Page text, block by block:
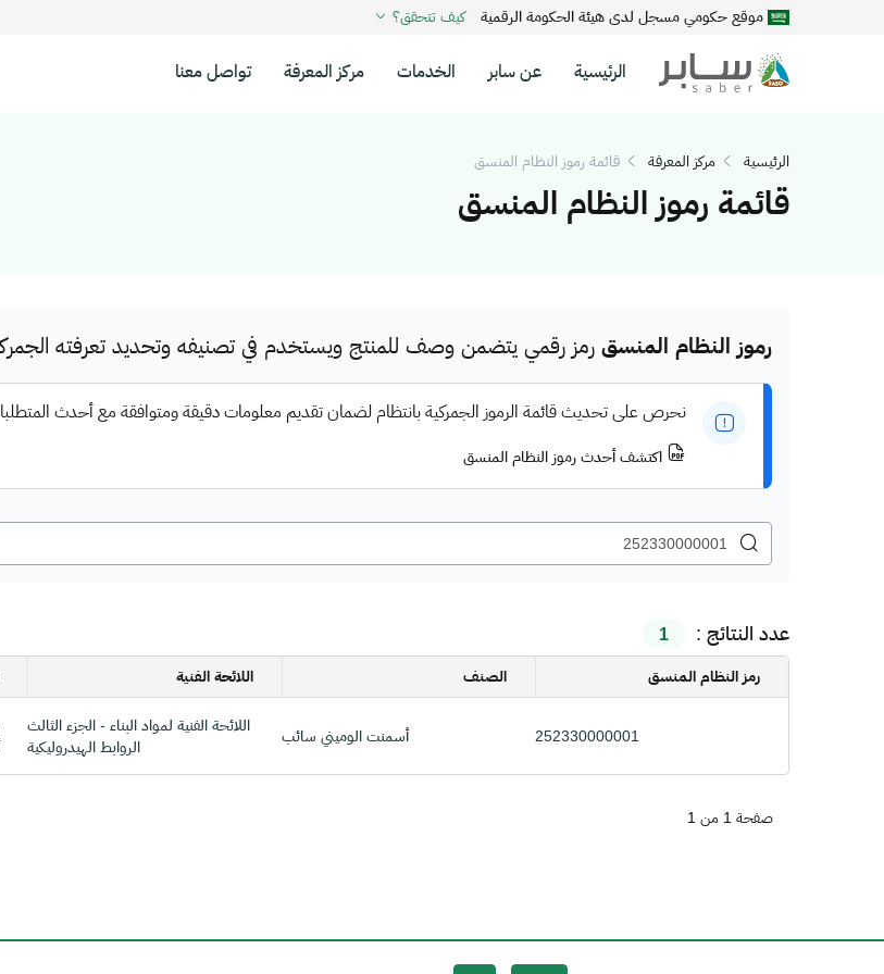
موقع حكومي مسجل لدى هيئة الحكومة الرقمية كيف تتحقق؟
الرئيسية عن سابر الخدمات مركز المعرفة تواصل معنا
الرئيسية مركز المعرفة قائمة رموز النظام المنسق
قائمة رموز النظام المنسق
رموز النظام المنسق رمز رقمي يتضمن وصف للمنتج ويستخدم في تصنيفه وتحديد تعرفته
نحرص على تحديث قائمة الرموز الجمركية بانتظام لضمان تقديم معلومات دقيقة ومتوافقة مع أحدث
اكتشف أحدث رموز النظام المنسق
عدد النتائج : 1
رمز النظام المنسق الصنف اللائحة الفنية
252330000001 أسمنت الوميني سائب
اللائحة الفنية لمواد البناء - الجزء الثالث
الروابط الهيدروليكية
صفحة 1 من 1